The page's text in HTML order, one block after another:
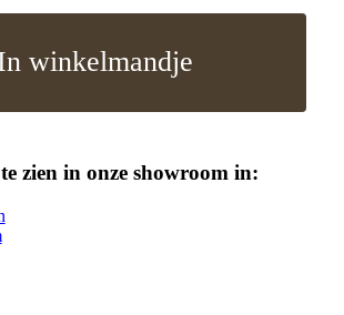
winkelmandje
zien in onze showroom in: